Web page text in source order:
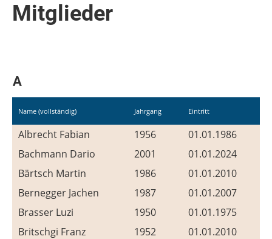
Mitglieder
A
Name (vollständig) Jahrgang Eintritt
Albrecht Fabian 1956
01.01.1986
Bachmann Dario
2001
01.01.2024
Bärtsch Martin
1986
01.01.2010
Bernegger Jachen
1987
01.01.2007
Brasser Luzi
1950
01.01.1975
Britschgi Franz
1952
01.01.2010